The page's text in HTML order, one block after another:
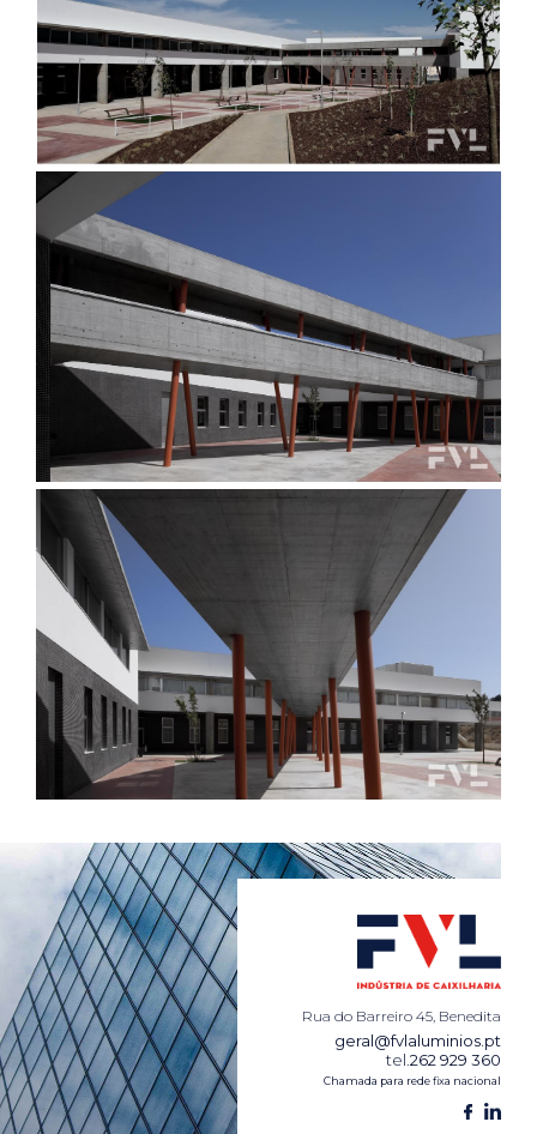
Rua do Barreiro 45, Benedita
geral@fvlaluminios.pt
tel. 262 929 360
Chamada para rede fixa nacional